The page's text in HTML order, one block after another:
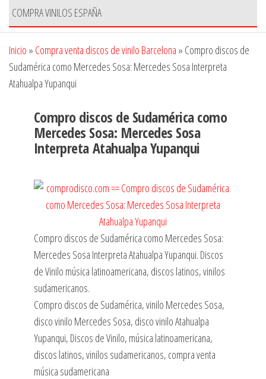
COMPRA VINILOS ESPAÑA
Inicio » Compra venta discos de vinilo Barcelona » Compro discos de
Sudamérica como Mercedes Sosa: Mercedes Sosa Interpreta
Atahualpa Yupanqui
Compro discos de Sudamérica como
Mercedes Sosa: Mercedes Sosa
Interpreta Atahualpa Yupanqui
Compro discos de Sudamérica como Mercedes Sosa:
Mercedes Sosa Interpreta Atahualpa Yupanqui. Discos
de Vinilo música latinoamericana, discos latinos, vinilos
sudamericanos.
Compro discos de Sudamérica, vinilo Mercedes Sosa,
disco vinilo Mercedes Sosa, disco vinilo Atahualpa
Yupanqui, Discos de Vinilo, música latinoamericana,
discos latinos, vinilos sudamericanos, compra venta
música sudamericana